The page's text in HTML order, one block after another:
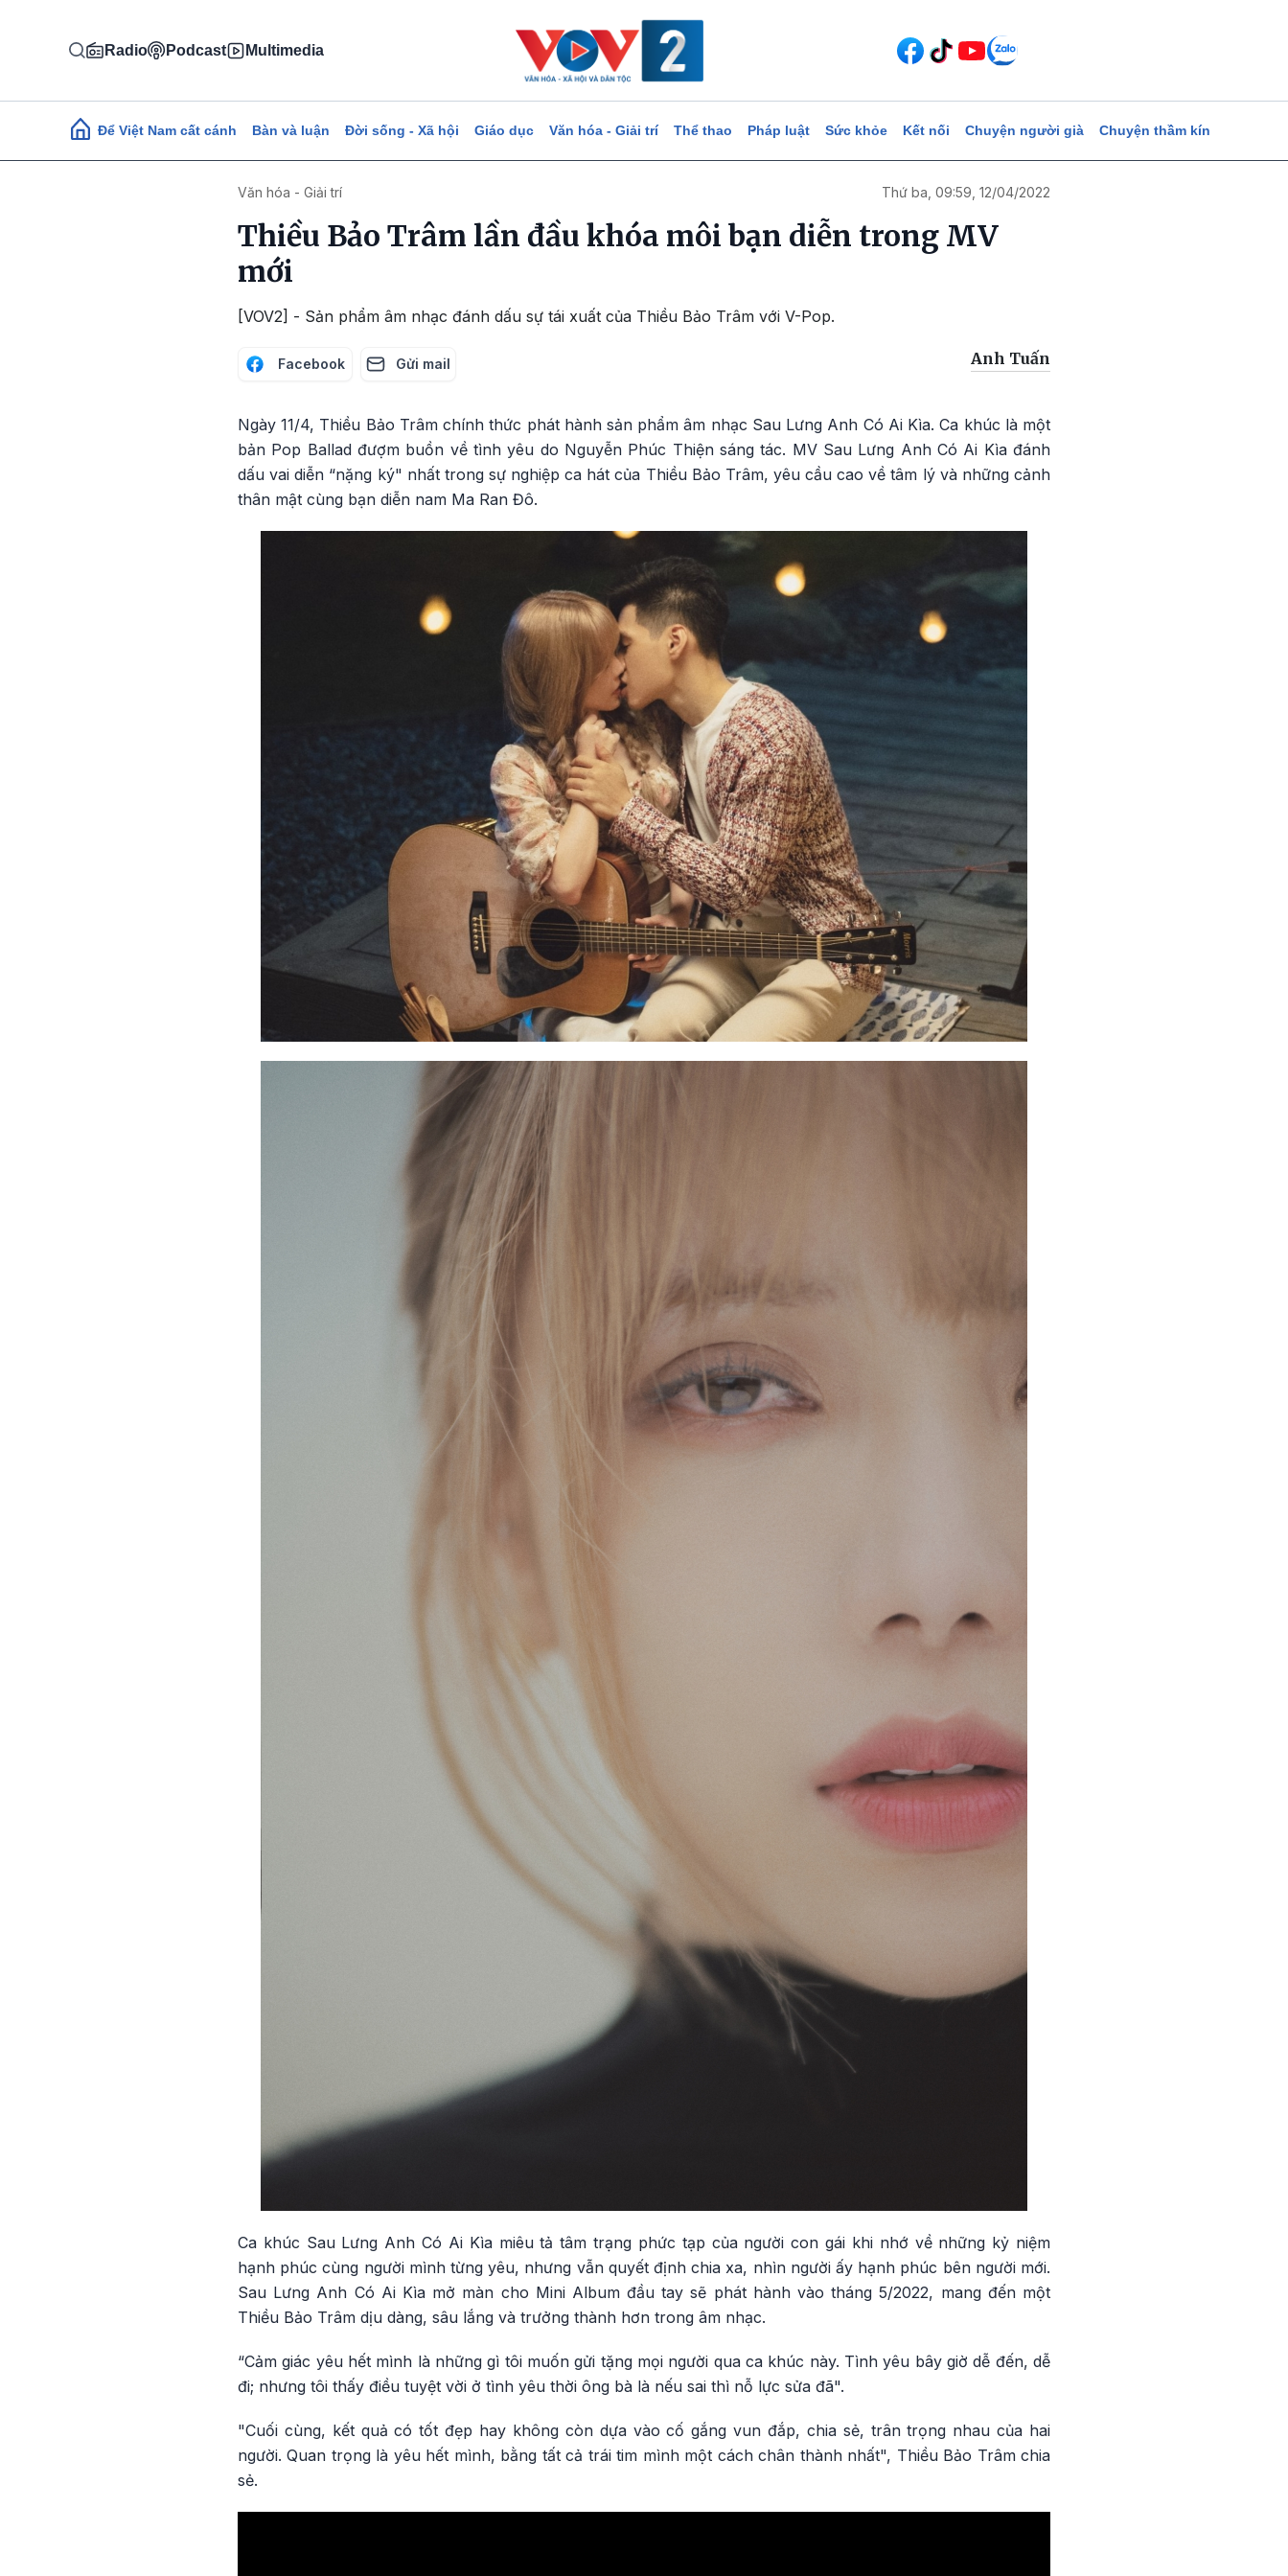
Radio Podcast Multimedia
Main navigation
Để Việt Nam cất cánh Bàn và luận Đời sống - Xã hội Giáo dục Văn hóa - Giải trí Thể thao Pháp luật Sức khỏe Kết nối Chuyện người già Chuyện thầm kín
Văn hóa - Giải trí Thứ ba, 09:59, 12/04/2022
Thiều Bảo Trâm lần đầu khóa môi bạn diễn trong MV
mới
[VOV2] - Sản phẩm âm nhạc đánh dấu sự tái xuất của Thiều Bảo Trâm với V-Pop.
Facebook Gửi mail Anh Tuấn
Ngày 11/4, Thiều Bảo Trâm chính thức phát hành sản phẩm âm nhạc Sau Lưng Anh Có Ai Kìa. Ca khúc là một
bản Pop Ballad đượm buồn về tình yêu do Nguyễn Phúc Thiện sáng tác. MV Sau Lưng Anh Có Ai Kìa đánh
dấu vai diễn “nặng ký" nhất trong sự nghiệp ca hát của Thiều Bảo Trâm, yêu cầu cao về tâm lý và những cảnh
thân mật cùng bạn diễn nam Ma Ran Đô.
Ca khúc Sau Lưng Anh Có Ai Kìa miêu tả tâm trạng phức tạp của người con gái khi nhớ về những kỷ niệm
hạnh phúc cùng người mình từng yêu, nhưng vẫn quyết định chia xa, nhìn người ấy hạnh phúc bên người mới.
Sau Lưng Anh Có Ai Kìa mở màn cho Mini Album đầu tay sẽ phát hành vào tháng 5/2022, mang đến một
Thiều Bảo Trâm dịu dàng, sâu lắng và trưởng thành hơn trong âm nhạc.
“Cảm giác yêu hết mình là những gì tôi muốn gửi tặng mọi người qua ca khúc này. Tình yêu bây giờ dễ đến, dễ
đi; nhưng tôi thấy điều tuyệt vời ở tình yêu thời ông bà là nếu sai thì nỗ lực sửa đã".
"Cuối cùng, kết quả có tốt đẹp hay không còn dựa vào cố gắng vun đắp, chia sẻ, trân trọng nhau của hai
người. Quan trọng là yêu hết mình, bằng tất cả trái tim mình một cách chân thành nhất", Thiều Bảo Trâm chia
sẻ.